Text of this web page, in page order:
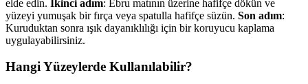
elde edin. İkinci adım: Ebru matının üzerine hafifçe dökün ve
yüzeyi yumuşak bir fırça veya spatulla hafifçe süzün. Son adım:
Kuruduktan sonra ışık dayanıklılığı için bir koruyucu kaplama
uygulayabilirsiniz.
Hangi Yüzeylerde Kullanılabilir?